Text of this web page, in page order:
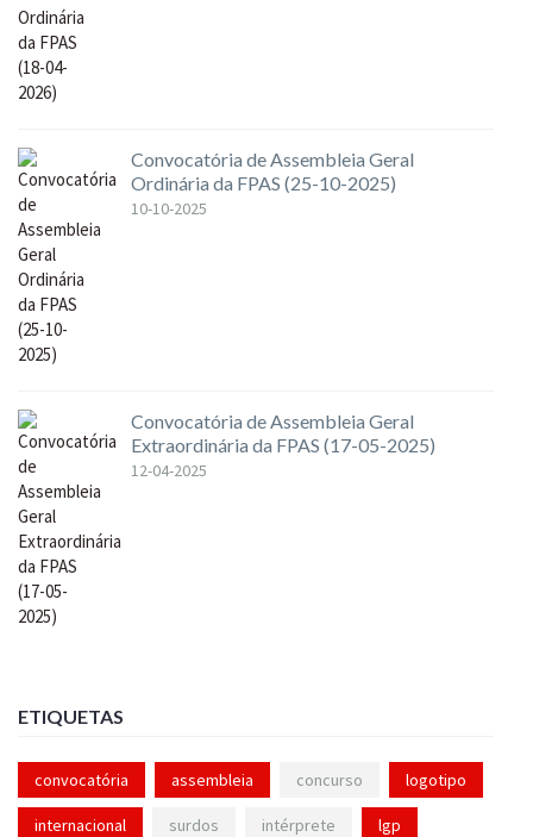
Convocatória de Assembleia Geral
Ordinária da FPAS (25-10-2025)
10-10-2025
Convocatória de Assembleia Geral
Extraordinária da FPAS (17-05-2025)
12-04-2025
ETIQUETAS
convocatória assembleia concurso logotipo
internacional surdos intérprete lgp